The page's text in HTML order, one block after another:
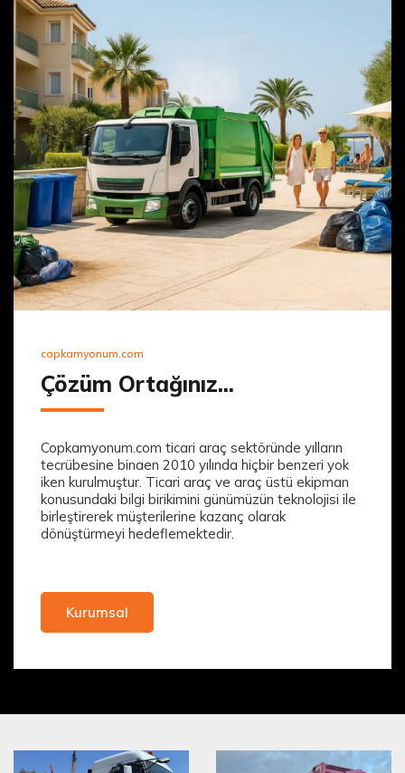
copkamyonum.com
Çözüm Ortağınız...
Copkamyonum.com ticari araç sektöründe yılların
tecrübesine binaen 2010 yılında hiçbir benzeri yok
iken kurulmuştur. Ticari araç ve araç üstü ekipman
konusundaki bilgi birikimini günümüzün teknolojisi ile
birleştirerek müşterilerine kazanç olarak
dönüştürmeyi hedeflemektedir.
Kurumsal